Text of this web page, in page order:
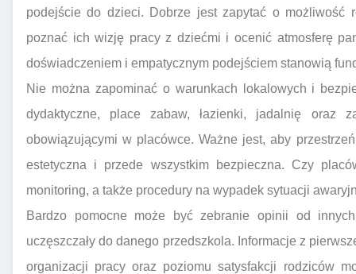
podejście do dzieci. Dobrze jest zapytać o możliwość
poznać ich wizję pracy z dziećmi i ocenić atmosferę
doświadczeniem i empatycznym podejściem stanowią
Nie można zapominać o warunkach lokalowych i
dydaktyczne, place zabaw, łazienki, jadalnię oraz
obowiązującymi w placówce. Ważne jest, aby
estetyczna i przede wszystkim bezpieczna. Czy
monitoring, a także procedury na wypadek sytuacji
Bardzo pomocne może być zebranie opinii od
uczęszczały do danego przedszkola. Informacje z
organizacji pracy oraz poziomu satysfakcji rodziców